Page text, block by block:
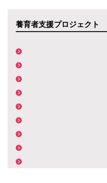
養育者支援プロジェクト